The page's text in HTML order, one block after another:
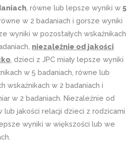
, równe lub lepsze wyniki w5
w 2 badaniach i gorsze wyniki
wyniki w pozostałych wskaźnikach
niezależnie od jakości
, dzieci z JPC miały lepsze wyniki
w 5 badaniach, równe lub
wskaźnikach w 2 badaniach i
w 2 badaniach. Niezależnie od
lub jakości relacji dzieci z rodzicami
wyniki w większości lub we